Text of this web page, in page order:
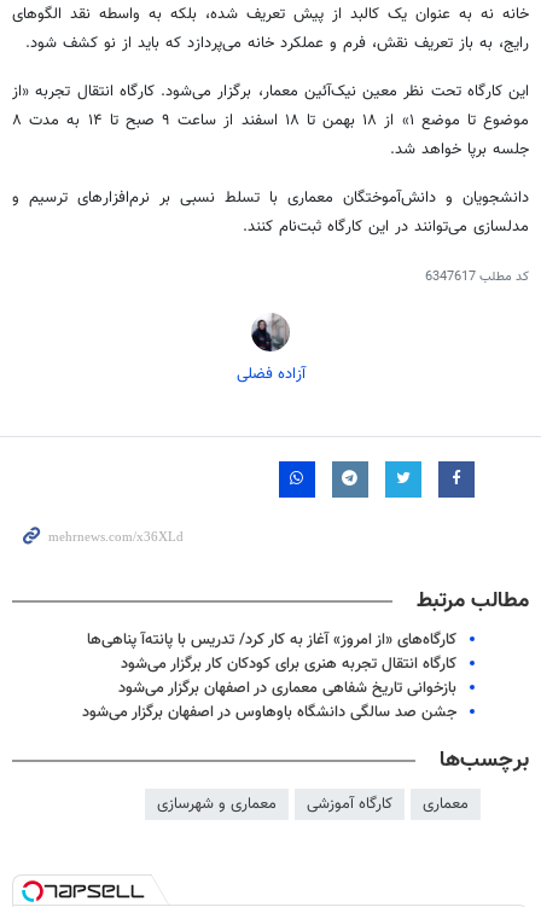
خانه نه به عنوان یک کالبد از پیش تعریف شده، بلکه به واسطه نقد الگوهای
رایج، به باز تعریف نقش، فرم و عملکرد خانه می‌پردازد که باید از نو کشف شود.
این کارگاه تحت نظر معین نیک‌آئین معمار، برگزار می‌شود. کارگاه انتقال تجربه «از
موضوع تا موضع ۱» از ۱۸ بهمن تا ۱۸ اسفند از ساعت ۹ صبح تا ۱۴ به مدت ۸
جلسه برپا خواهد شد.
دانشجویان و دانش‌آموختگان معماری با تسلط نسبی بر نرم‌افزارهای ترسیم و
مدلسازی می‌توانند در این کارگاه ثبت‌نام کنند.
کد مطلب6347617
آزاده فضلی
مطالب مرتبط
کارگاه‌های «از امروز» آغاز به کار کرد/ تدریس با پانته‌آ پناهی‌ها
کارگاه انتقال تجربه هنری برای کودکان کار برگزار می‌شود
بازخوانی تاریخ شفاهی معماری در اصفهان برگزار می‌شود
جشن صد سالگی دانشگاه باوهاوس در اصفهان برگزار می‌شود
برچسب‌ها
معماری کارگاه آموزشی معماری و شهرسازی